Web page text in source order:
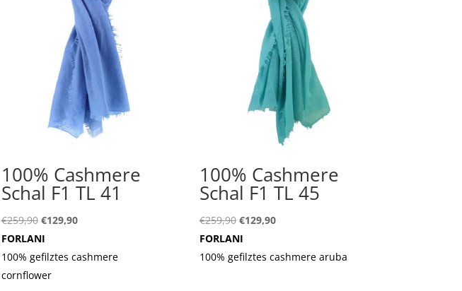
100% Cashmere
Schal F1 TL 41
€259,90 Ursprünglicher
Preis
war:
€259,90
€129,90Aktueller
ist:
FORLANI
100% gefilztes cashmere
cornflower
100% Cashmere
Schal F1 TL 45
€259,90 Ursprünglicher
Preis
war:
€129,90Aktueller
ist:
FORLANI
100% gefilztes cashmere aruba